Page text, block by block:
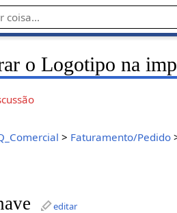
o Logotipo na
> Faturamento/Pedido
editar